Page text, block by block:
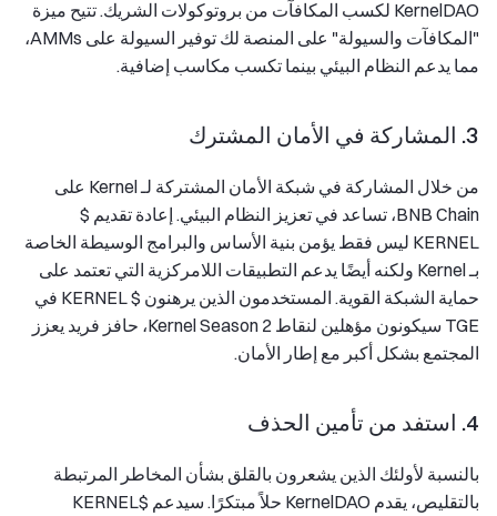
KernelDAO لكسب المكافآت من بروتوكولات الشريك. تتيح ميزة
"المكافآت والسيولة" على المنصة لك توفير السيولة على AMMs،
مما يدعم النظام البيئي بينما تكسب مكاسب إضافية.
3. المشاركة في الأمان المشترك
من خلال المشاركة في شبكة الأمان المشتركة لـ Kernel على
BNB Chain، تساعد في تعزيز النظام البيئي. إعادة تقديم $
KERNEL ليس فقط يؤمن بنية الأساس والبرامج الوسيطة الخاصة
بـ Kernel ولكنه أيضًا يدعم التطبيقات اللامركزية التي تعتمد على
حماية الشبكة القوية. المستخدمون الذين يرهنون $ KERNEL في
TGE سيكونون مؤهلين لنقاط Kernel Season 2، حافز فريد يعزز
المجتمع بشكل أكبر مع إطار الأمان.
4. استفد من تأمين الحذف
بالنسبة لأولئك الذين يشعرون بالقلق بشأن المخاطر المرتبطة
بالتقليص، يقدم KernelDAO حلاً مبتكرًا. سيدعم $KERNEL